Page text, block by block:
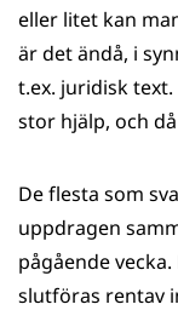
eller litet kan
är det ändå, i
t.ex. juridisk
stor hjälp, och
De flesta som
uppdragen
pågående
slutföras rentav